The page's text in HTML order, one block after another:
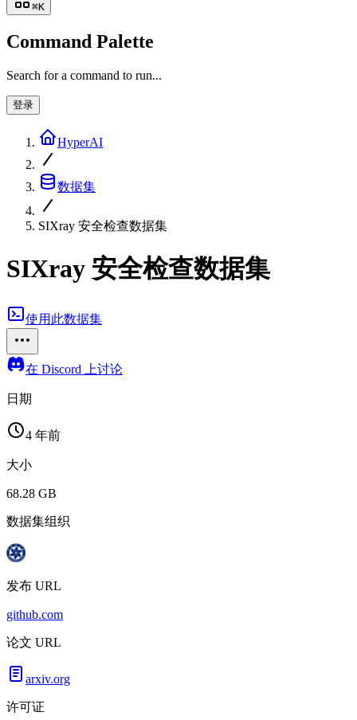
⌘K
Command Palette
Search for a command to run...
登录
HyperAI
数据集
SIXray 安全检查数据集
SIXray 安全检查数据集
使用此数据集
在 Discord 上讨论
日期
4 年前
大小
68.28 GB
数据集组织
发布 URL
github.com
论文 URL
arxiv.org
许可证